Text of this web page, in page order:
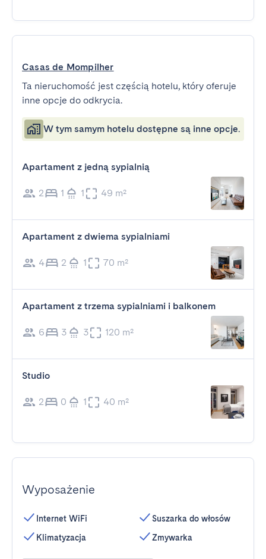
Casas de Mompilher
Ta nieruchomość jest częścią hotelu, który oferuje
inne opcje do odkrycia.
W tym samym hotelu dostępne są inne opcje.
Apartament z jedną sypialnią
2 1 1 49 m²
Apartament z dwiema sypialniami
4 2 1 70 m²
Apartament z trzema sypialniami i balkonem
6 3 3 120 m²
Studio
2 0 1 40 m²
Wyposażenie
Internet WiFi
Klimatyzacja
Suszarka do włosów
Zmywarka